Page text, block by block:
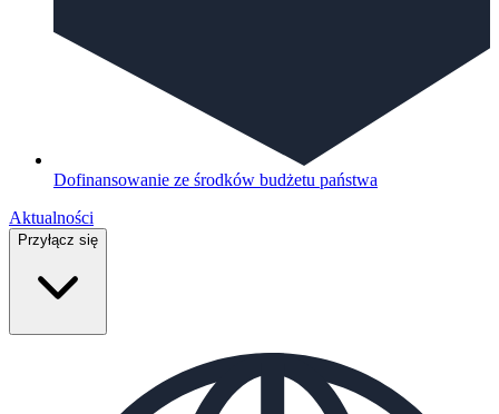
Dofinansowanie ze środków budżetu państwa
Aktualności
Przyłącz się